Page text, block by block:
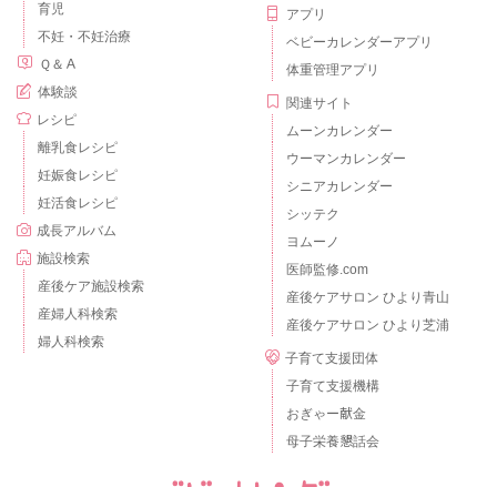
育児
不妊・不妊治療
Ｑ＆Ａ
体験談
レシピ
離乳食レシピ
妊娠食レシピ
妊活食レシピ
成長アルバム
施設検索
産後ケア施設検索
産婦人科検索
婦人科検索
アプリ
ベビーカレンダーアプリ
体重管理アプリ
関連サイト
ムーンカレンダー
ウーマンカレンダー
シニアカレンダー
シッテク
ヨムーノ
医師監修.com
産後ケアサロン ひより青山
産後ケアサロン ひより芝浦
子育て支援団体
子育て支援機構
おぎゃー献金
母子栄養懇話会